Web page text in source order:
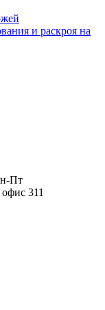
и раскроя на
Пт
311